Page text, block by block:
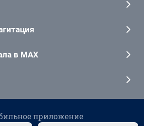
в MAX
приложение